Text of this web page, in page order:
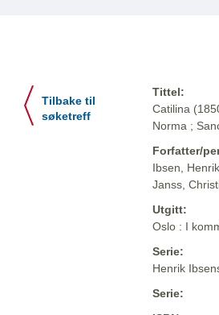
Tilbake til
søketreff
Tittel:
Catilina
Norma ;
Forfatter/
Ibsen, Henrik
Janss,
Utgitt:
Oslo : I
Serie:
Henrik
Serie: